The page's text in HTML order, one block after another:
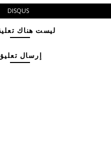
DISQUS
ليست هناك
إرسال